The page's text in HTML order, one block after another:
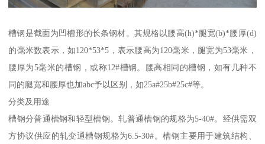
槽钢是截面为凹槽形的长条钢材。其规格以腰高(h)*腿宽(b)*腰厚(d)
的毫米数表示，如120*53*5，表示腰高为120毫米，腿宽为53毫米，
腰厚为5毫米的槽钢，或称12#槽钢。腰高相同的槽钢，如有几种不
同的腿宽和腰厚也加abc予以区别，如25a#25b#25c#等。
分类及用途
槽钢分普通槽钢和轻型槽钢。轧普通槽钢的规格为5-40#。经供需双
方协议供应的轧变通槽钢规格为6.5-30#。槽钢主要用于建筑结构、